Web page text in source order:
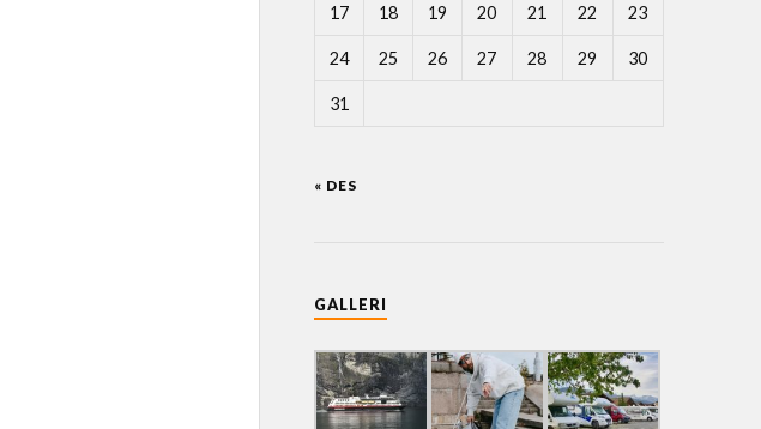
17 18 19 20 21 22 23
24 25 26 27 28 29 30
31
« DES
GALLERI